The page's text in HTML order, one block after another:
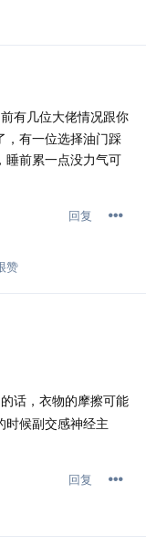
有几位大佬情况跟你
，有一位选择油门踩
睡前累一点没力气可
回复
赞
话，衣物的摩擦可能
时候副交感神经主
回复